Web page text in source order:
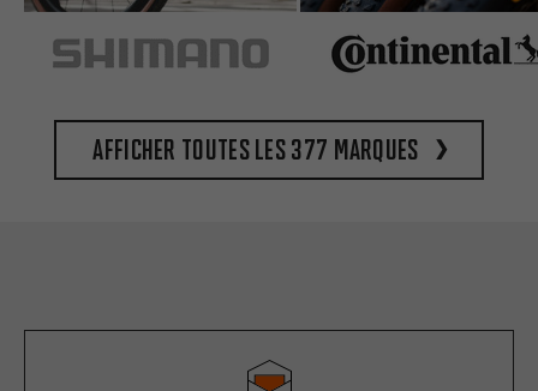
Afficher toutes les 377 marques